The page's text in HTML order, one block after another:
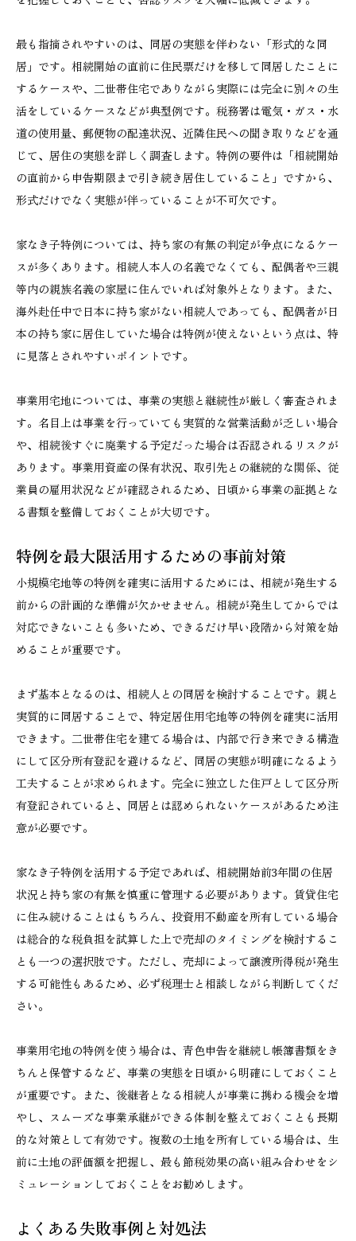
最も指摘されやすいのは、同居の実態を伴わない「形式的な同
居」です。相続開始の直前に住民票だけを移して同居したことに
するケースや、二世帯住宅でありながら実際には完全に別々の生
活をしているケースなどが典型例です。税務署は電気・ガス・水
道の使用量、郵便物の配達状況、近隣住民への聞き取りなどを通
じて、居住の実態を詳しく調査します。特例の要件は「相続開始
の直前から申告期限まで引き続き居住していること」ですから、
形式だけでなく実態が伴っていることが不可欠です。
家なき子特例については、持ち家の有無の判定が争点になるケー
スが多くあります。相続人本人の名義でなくても、配偶者や三親
等内の親族名義の家屋に住んでいれば対象外となります。また、
海外赴任中で日本に持ち家がない相続人であっても、配偶者が日
本の持ち家に居住していた場合は特例が使えないという点は、特
に見落とされやすいポイントです。
事業用宅地については、事業の実態と継続性が厳しく審査されま
す。名目上は事業を行っていても実質的な営業活動が乏しい場合
や、相続後すぐに廃業する予定だった場合は否認されるリスクが
あります。事業用資産の保有状況、取引先との継続的な関係、従
業員の雇用状況などが確認されるため、日頃から事業の証拠とな
る書類を整備しておくことが大切です。
特例を最大限活用するための事前対策
小規模宅地等の特例を確実に活用するためには、相続が発生する
前からの計画的な準備が欠かせません。相続が発生してからでは
対応できないことも多いため、できるだけ早い段階から対策を始
めることが重要です。
まず基本となるのは、相続人との同居を検討することです。親と
実質的に同居することで、特定居住用宅地等の特例を確実に活用
できます。二世帯住宅を建てる場合は、内部で行き来できる構造
にして区分所有登記を避けるなど、同居の実態が明確になるよう
工夫することが求められます。完全に独立した住戸として区分所
有登記されていると、同居とは認められないケースがあるため注
意が必要です。
家なき子特例を活用する予定であれば、相続開始前3年間の住居
状況と持ち家の有無を慎重に管理する必要があります。賃貸住宅
に住み続けることはもちろん、投資用不動産を所有している場合
は総合的な税負担を試算した上で売却のタイミングを検討するこ
とも一つの選択肢です。ただし、売却によって譲渡所得税が発生
する可能性もあるため、必ず税理士と相談しながら判断してくだ
さい。
事業用宅地の特例を使う場合は、青色申告を継続し帳簿書類をき
ちんと保管するなど、事業の実態を日頃から明確にしておくこと
が重要です。また、後継者となる相続人が事業に携わる機会を増
やし、スムーズな事業承継ができる体制を整えておくことも長期
的な対策として有効です。複数の土地を所有している場合は、生
前に土地の評価額を把握し、最も節税効果の高い組み合わせをシ
ミュレーションしておくことをお勧めします。
よくある失敗事例と対処法